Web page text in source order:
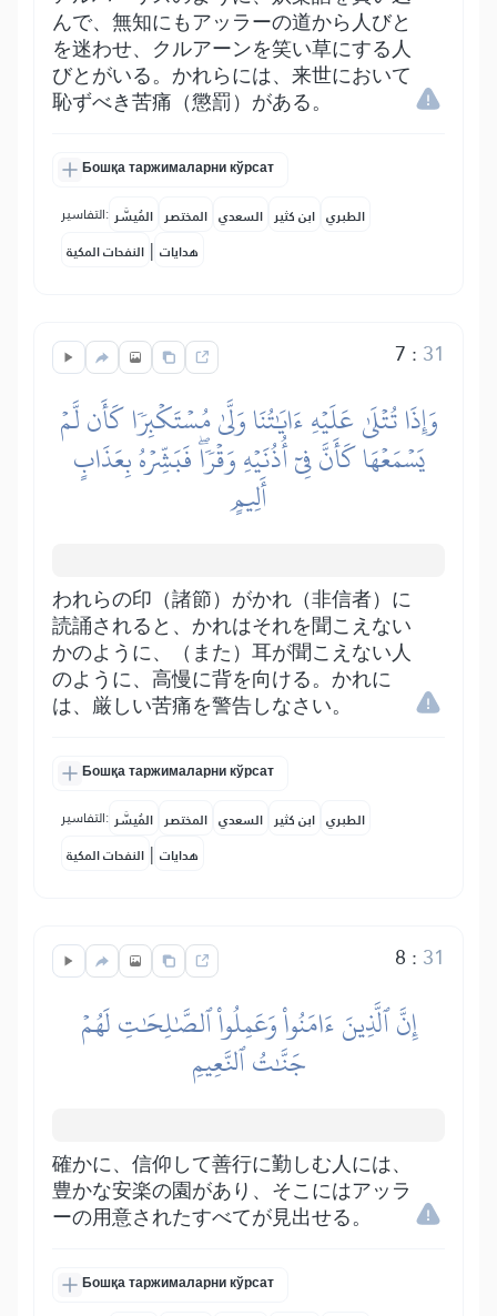
んで、無知にもアッラーの道から人びと
を迷わせ、クルアーンを笑い草にする人
びとがいる。かれらには、来世において
恥ずべき苦痛（懲罰）がある。
Бошқа таржималарни кўрсат
التفاسير: المُيسَّر المختصر السعدي ابن كثير الطبري
النفحات المكية | هدايات
7 : 31
وَإِذَا تُتۡلَىٰ عَلَيۡهِ ءَايَٰتُنَا وَلَّىٰ مُسۡتَكۡبِرٗا كَأَن لَّمۡ
يَسۡمَعۡهَا كَأَنَّ فِيٓ أُذُنَيۡهِ وَقۡرٗاۖ فَبَشِّرۡهُ بِعَذَابٍ
أَلِيمٍ
われらの印（諸節）がかれ（非信者）に
読誦されると、かれはそれを聞こえない
かのように、（また）耳が聞こえない人
のように、高慢に背を向ける。かれに
は、厳しい苦痛を警告しなさい。
Бошқа таржималарни кўрсат
التفاسير: المُيسَّر المختصر السعدي ابن كثير الطبري
النفحات المكية | هدايات
8 : 31
إِنَّ ٱلَّذِينَ ءَامَنُواْ وَعَمِلُواْ ٱلصَّٰلِحَٰتِ لَهُمۡ
جَنَّٰتُ ٱلنَّعِيمِ
確かに、信仰して善行に勤しむ人には、
豊かな安楽の園があり、そこにはアッラ
ーの用意されたすべてが見出せる。
Бошқа таржималарни кўрсат